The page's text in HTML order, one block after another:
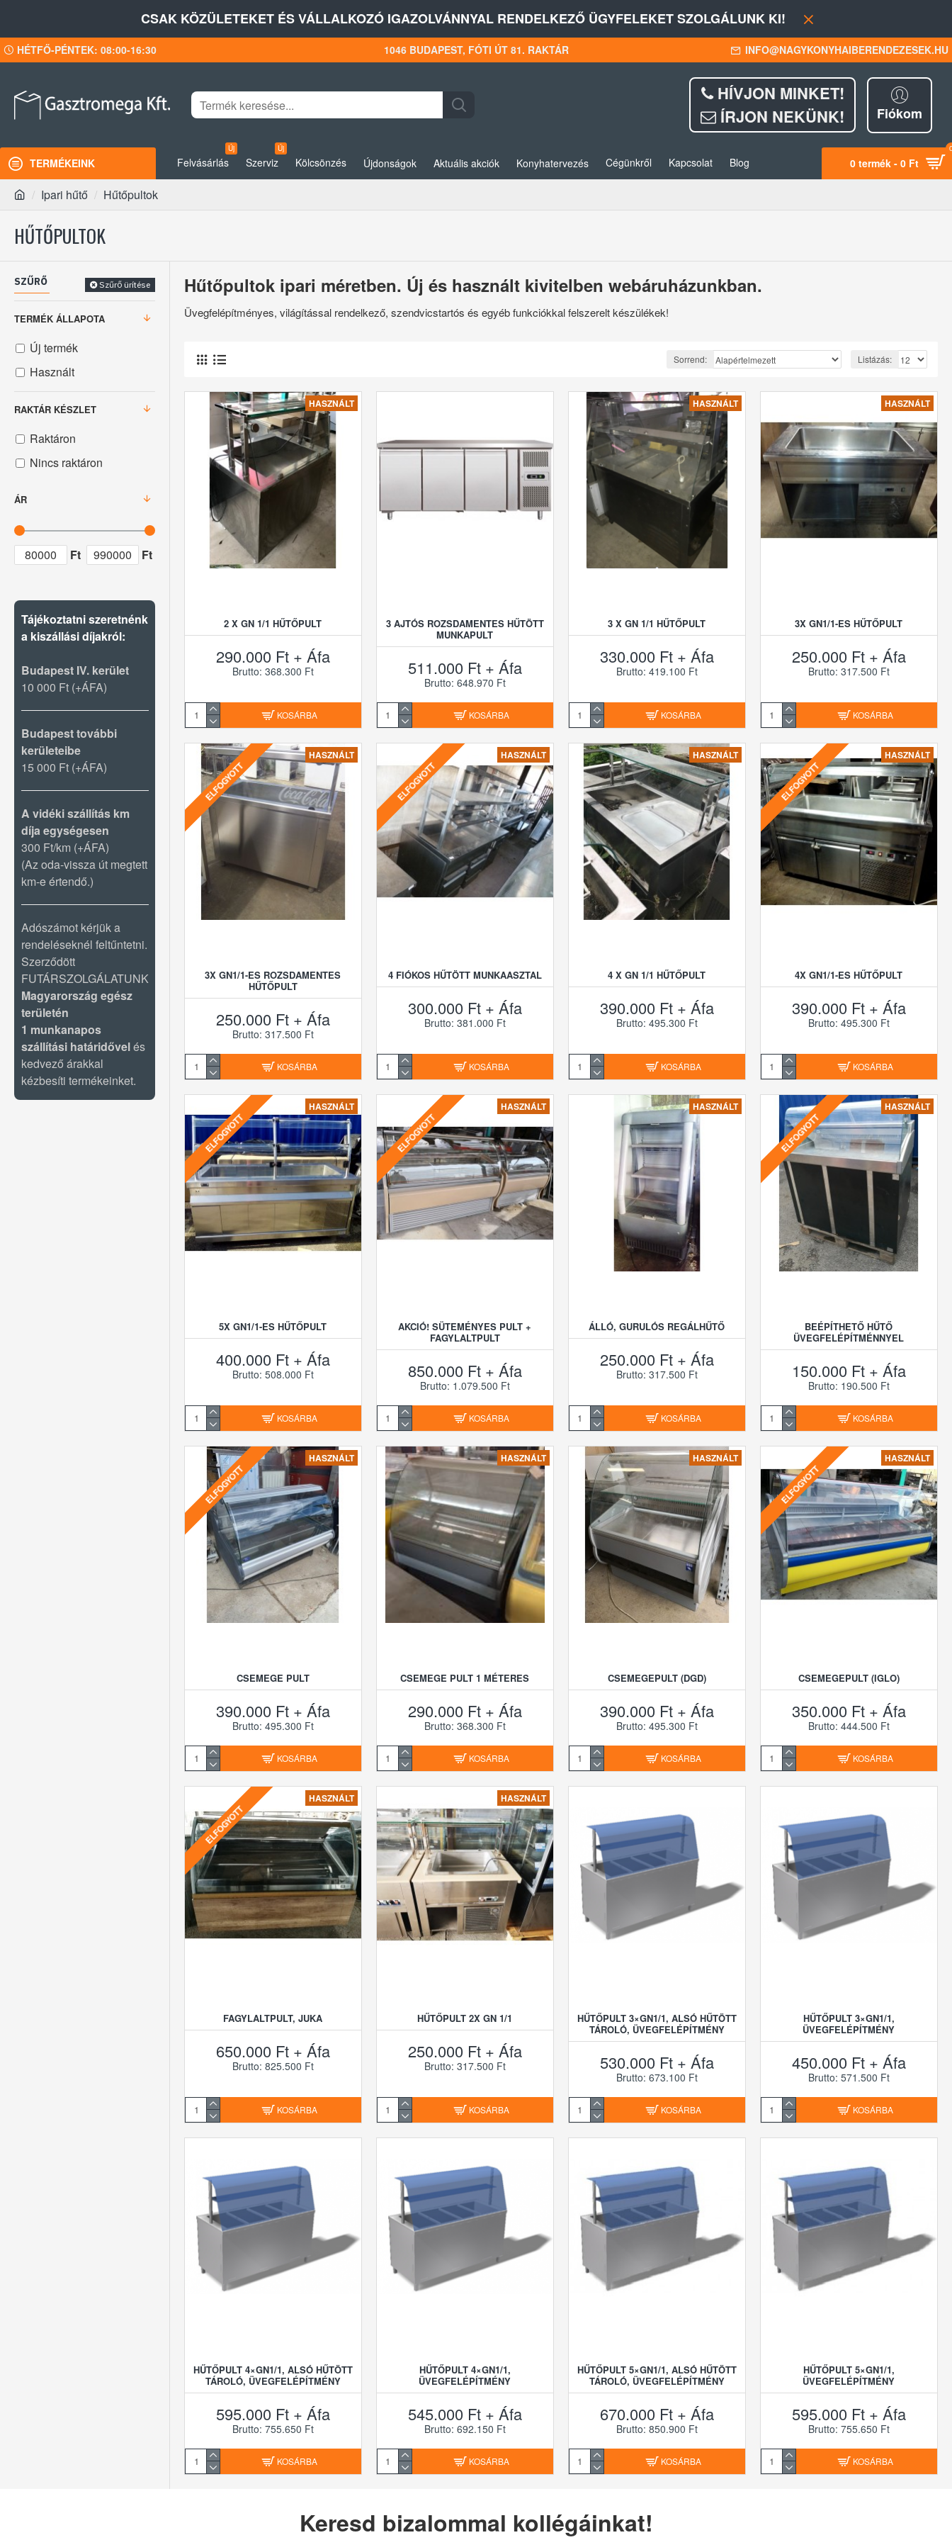
CSAK KÖZÜLETEKET ÉS VÁLLALKOZÓ IGAZOLVÁNNYAL RENDELKEZŐ ÜGYFELEKET SZOLGÁLUNK KI!
HÉTFŐ-PÉNTEK: 08:00-16:30 1046 BUDAPEST, FÓTI ÚT 81. RAKTÁR INFO@NAGYKONYHAIBERENDEZESEK.HU
HÍVJON MINKET!
ÍRJON NEKÜNK!
Fiókom
TERMÉKEINK Felvásárlás
Új
Szerviz
Új
Kölcsönzés Újdonságok Aktuális akciók Konyhatervezés Cégünkről Kapcsolat Blog 0 termék - 0 Ft
Ipari hűtő Hűtőpultok
HŰTŐPULTOK
SZŰRŐ Szűrő ürítése
ÁR
Ft Ft
TERMÉK ÁLLAPOTA
Új termék
Használt
RAKTÁR KÉSZLET
Raktáron
Nincs raktáron
Tájékoztatni szeretnénk
a kiszállási díjakról:
Budapest IV. kerület
10 000 Ft (+ÁFA)
Budapest további
kerületeibe
15 000 Ft (+ÁFA)
A vidéki szállítás km
díja egységesen
300 Ft/km (+ÁFA)
(Az oda-vissza út megtett
km-e értendő.)
Adószámot kérjük a
rendeléseknél feltűntetni.
Szerződött
FUTÁRSZOLGÁLATUNK
Magyarország egész
területén
1 munkanapos
szállítási határidővelés
kedvező árakkal
kézbesíti termékeinket.
Hűtőpultok ipari méretben. Új és használt kivitelben webáruházunkban.
Üvegfelépítményes, világítással rendelkező, szendvicstartós és egyéb funkciókkal felszerelt készülékek!
Sorrend: Listázás:
HASZNÁLT
2 X GN 1/1 HŰTŐPULT
290.000 Ft + Áfa
Brutto: 368.300 Ft
KOSÁRBA
3 AJTÓS ROZSDAMENTES HŰTÖTT
MUNKAPULT
511.000 Ft + Áfa
Brutto: 648.970 Ft
KOSÁRBA
HASZNÁLT
3 X GN 1/1 HŰTŐPULT
330.000 Ft + Áfa
Brutto: 419.100 Ft
KOSÁRBA
HASZNÁLT
3X GN1/1-ES HŰTŐPULT
250.000 Ft + Áfa
Brutto: 317.500 Ft
KOSÁRBA
HASZNÁLT
ELFOGYOTT
3X GN1/1-ES ROZSDAMENTES
HŰTŐPULT
250.000 Ft + Áfa
Brutto: 317.500 Ft
KOSÁRBA
HASZNÁLT
ELFOGYOTT
4 FIÓKOS HŰTÖTT MUNKAASZTAL
300.000 Ft + Áfa
Brutto: 381.000 Ft
KOSÁRBA
HASZNÁLT
4 X GN 1/1 HŰTŐPULT
390.000 Ft + Áfa
Brutto: 495.300 Ft
KOSÁRBA
HASZNÁLT
ELFOGYOTT
4X GN1/1-ES HŰTŐPULT
390.000 Ft + Áfa
Brutto: 495.300 Ft
KOSÁRBA
HASZNÁLT
ELFOGYOTT
5X GN1/1-ES HŰTŐPULT
400.000 Ft + Áfa
Brutto: 508.000 Ft
KOSÁRBA
HASZNÁLT
ELFOGYOTT
AKCIÓ! SÜTEMÉNYES PULT +
FAGYLALTPULT
850.000 Ft + Áfa
Brutto: 1.079.500 Ft
KOSÁRBA
HASZNÁLT
ÁLLÓ, GURULÓS REGÁLHŰTŐ
250.000 Ft + Áfa
Brutto: 317.500 Ft
KOSÁRBA
HASZNÁLT
ELFOGYOTT
BEÉPÍTHETŐ HŰTŐ
ÜVEGFELÉPÍTMÉNNYEL
150.000 Ft + Áfa
Brutto: 190.500 Ft
KOSÁRBA
HASZNÁLT
ELFOGYOTT
CSEMEGE PULT
390.000 Ft + Áfa
Brutto: 495.300 Ft
KOSÁRBA
HASZNÁLT
CSEMEGE PULT 1 MÉTERES
290.000 Ft + Áfa
Brutto: 368.300 Ft
KOSÁRBA
HASZNÁLT
CSEMEGEPULT (DGD)
390.000 Ft + Áfa
Brutto: 495.300 Ft
KOSÁRBA
HASZNÁLT
ELFOGYOTT
CSEMEGEPULT (IGLO)
350.000 Ft + Áfa
Brutto: 444.500 Ft
KOSÁRBA
HASZNÁLT
ELFOGYOTT
FAGYLALTPULT, JUKA
650.000 Ft + Áfa
Brutto: 825.500 Ft
KOSÁRBA
HASZNÁLT
HŰTŐPULT 2X GN 1/1
250.000 Ft + Áfa
Brutto: 317.500 Ft
KOSÁRBA
HŰTŐPULT 3×GN1/1, ALSÓ HŰTÖTT
TÁROLÓ, ÜVEGFELÉPÍTMÉNY
530.000 Ft + Áfa
Brutto: 673.100 Ft
KOSÁRBA
HŰTŐPULT 3×GN1/1,
ÜVEGFELÉPÍTMÉNY
450.000 Ft + Áfa
Brutto: 571.500 Ft
KOSÁRBA
HŰTŐPULT 4×GN1/1, ALSÓ HŰTÖTT
TÁROLÓ, ÜVEGFELÉPÍTMÉNY
595.000 Ft + Áfa
Brutto: 755.650 Ft
KOSÁRBA
HŰTŐPULT 4×GN1/1,
ÜVEGFELÉPÍTMÉNY
545.000 Ft + Áfa
Brutto: 692.150 Ft
KOSÁRBA
HŰTŐPULT 5×GN1/1, ALSÓ HŰTÖTT
TÁROLÓ, ÜVEGFELÉPÍTMÉNY
670.000 Ft + Áfa
Brutto: 850.900 Ft
KOSÁRBA
HŰTŐPULT 5×GN1/1,
ÜVEGFELÉPÍTMÉNY
595.000 Ft + Áfa
Brutto: 755.650 Ft
KOSÁRBA
Keresd bizalommal kollégáinkat!